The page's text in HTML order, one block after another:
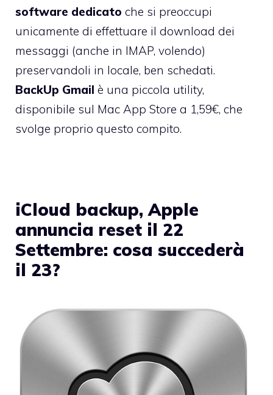
software dedicato che si preoccupi
unicamente di effettuare il download dei
messaggi (anche in IMAP, volendo)
preservandoli in locale, ben schedati.
BackUp Gmail è una piccola utility,
disponibile sul Mac App Store a 1,59€, che
svolge proprio questo compito.
iCloud backup, Apple
annuncia reset il 22
Settembre: cosa succederà
il 23?